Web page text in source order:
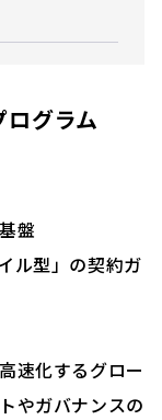
ログラム
盤
ル型」の契約ガ
速化するグロー
やガバナンスの